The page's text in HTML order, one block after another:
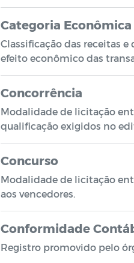
Categoria Econômica
Classificação das receitas
efeito econômico das
Concorrência
Modalidade de licitação
qualificação exigidos no
Concurso
Modalidade de licitação
aos vencedores.
Conformidade
Registro promovido pelo